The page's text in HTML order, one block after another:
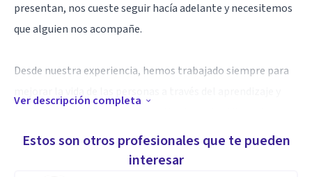
presentan, nos cueste seguir hacía adelante y necesitemos
que alguien nos acompañe.
Desde nuestra experiencia, hemos trabajado siempre para
propios recursos.
Ver descripción completa
Estos son otros profesionales que te pueden
interesar